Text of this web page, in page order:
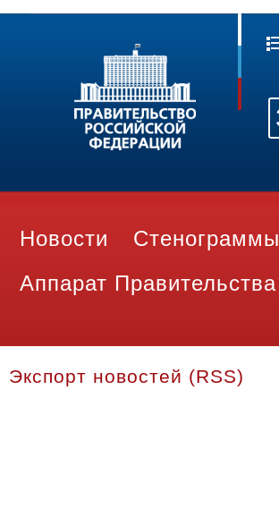
Новости Стенограммы
Аппарат Правительства
Экспорт новостей (RSS)